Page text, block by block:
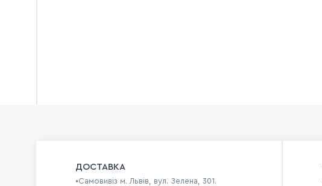
ДОСТАВКА
•Самовивіз м. Львів, вул. Зелена, 301.